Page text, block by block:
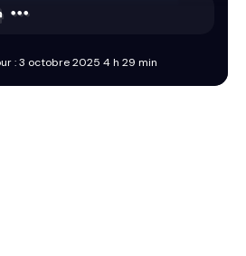
: 3 octobre 2025 4 h 29 min